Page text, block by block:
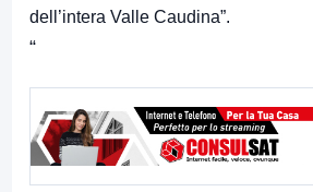
dell’intera Valle Caudina”.
“